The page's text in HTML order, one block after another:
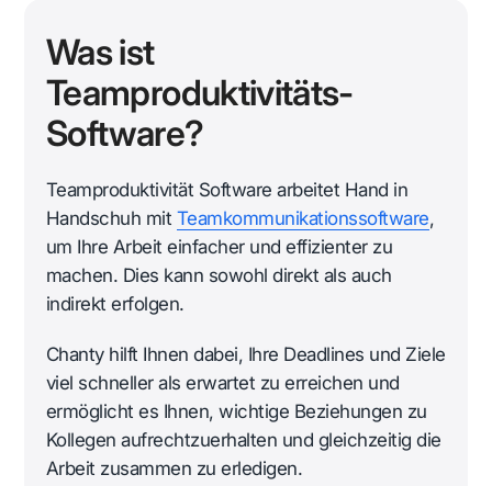
Was ist
Teamproduktivitäts-
Software?
Teamproduktivität Software arbeitet Hand in
Handschuh mit Teamkommunikationssoftware,
um Ihre Arbeit einfacher und effizienter zu
machen. Dies kann sowohl direkt als auch
indirekt erfolgen.
Chanty hilft Ihnen dabei, Ihre Deadlines und Ziele
viel schneller als erwartet zu erreichen und
ermöglicht es Ihnen, wichtige Beziehungen zu
Kollegen aufrechtzuerhalten und gleichzeitig die
Arbeit zusammen zu erledigen.